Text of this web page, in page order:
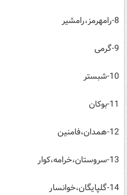
8-رامهرمز،رامشیر
9-گرمی
10-شبستر
11-بوكان
12-همدان،فامنین
13-سروستان،خرامه،كوار
14-گلپایگان،خوانسار